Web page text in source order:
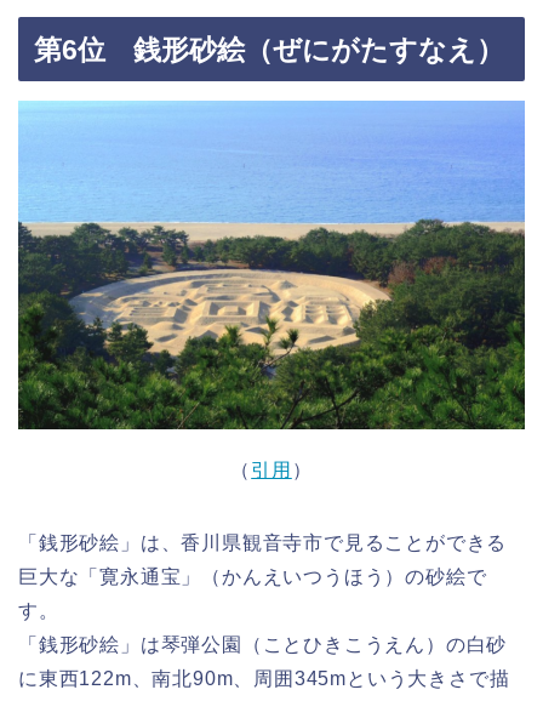
第6位 銭形砂絵（ぜにがたすなえ）
（ 引用 ）
「銭形砂絵」は、香川県観音寺市で見ることができる
巨大な「寛永通宝」（かんえいつうほう）の砂絵で
す。
「銭形砂絵」は琴弾公園（ことひきこうえん）の白砂
に東西122m、南北90m、周囲345mという大きさで描